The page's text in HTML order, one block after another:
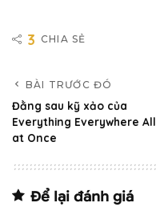
3 CHIA SẺ
BÀI TRƯỚC ĐÓ
Đằng sau kỹ xảo của
Everything Everywhere All
at Once
Để lại đánh giá